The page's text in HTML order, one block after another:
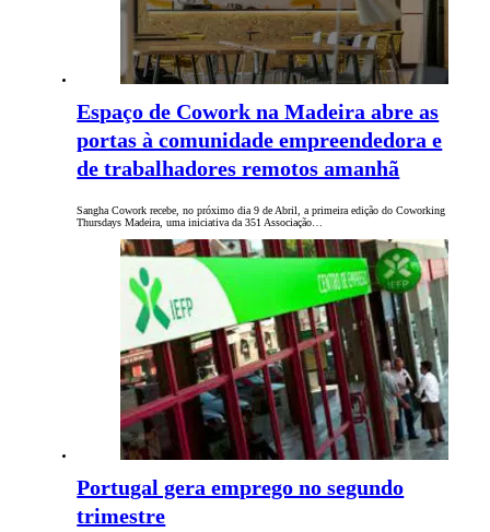
Espaço de Cowork na Madeira abre as
portas à comunidade empreendedora e
de trabalhadores remotos amanhã
Sangha Cowork recebe, no próximo dia 9 de Abril, a primeira edição do Coworking
Thursdays Madeira, uma iniciativa da 351 Associação…
Portugal gera emprego no segundo
trimestre